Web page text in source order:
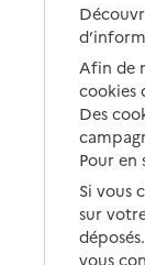
Afin de
cookies
Des
Pour
Si vous
sur
vous